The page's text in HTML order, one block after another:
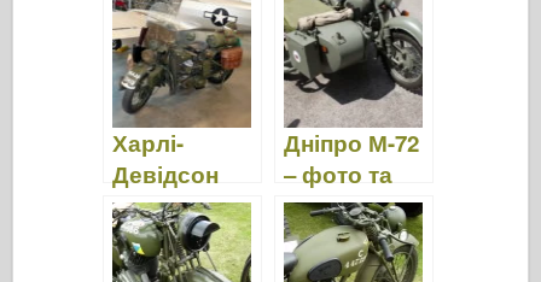
ar
d
st d
o
n
t
Харлі-
Девідсон
WLA – Фото
& Відео
Дніпро М-72
– фото та
відео